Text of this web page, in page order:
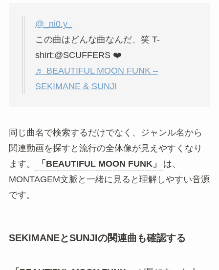
@_ni0.y_
この曲はどんな曲なんだ、笑 T-
shirt:@SCUFFERS ❤️
♬ BEAUTIFUL MOON FUNK –
SEKIMANE & SUNJI
同じ曲名で検索するだけでなく、ジャンル名から
関連動画を探すと流行の全体像が見えやすくなり
ます。
「BEAUTIFUL MOON FUNK」
は、
MONTAGEM文脈と一緒に見ると理解しやすい音源
です。
SEKIMANEとSUNJIの関連曲も確認する